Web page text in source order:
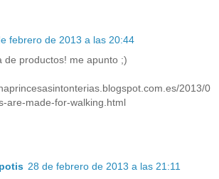
febrero de 2013 a las 20:44
de productos! me apunto ;)
2013/0
are-made-for-walking.html
28 de febrero de 2013 a las 21:11